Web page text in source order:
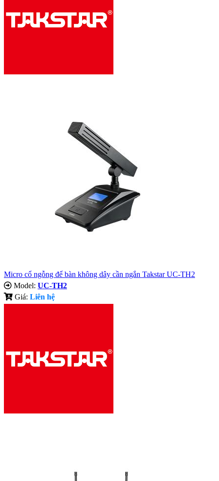
Micro cổ ngỗng để bàn không dây cần ngắn Takstar UC-TH2
Model: UC-TH2
Giá: Liên hệ